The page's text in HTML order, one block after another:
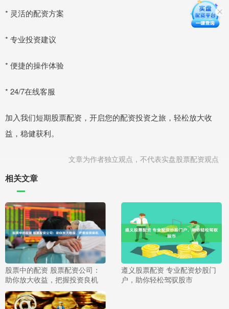
* 灵活的配资方案
* 专业投资建议
* 便捷的操作体验
* 24/7在线客服
加入我们短期股票配资，开启您的配资投资之旅，轻松放大收
益，稳健获利。
文章为作者独立观点，不代表实盘股票配资观点
相关文章
股票中的配资 股票配资公司：
助你放大收益，把握投资良机
遵义股票配资 专业配资炒股门
户，助你轻松驾驭股市